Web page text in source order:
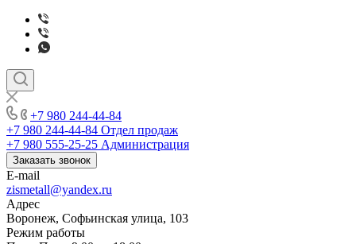
+7 980 244-44-84
+7 980 244-44-84 Отдел продаж
+7 980 555-25-25 Администрация
Заказать звонок
E-mail
zismetall@yandex.ru
Адрес
Воронеж, Софьинская улица, 103
Режим работы